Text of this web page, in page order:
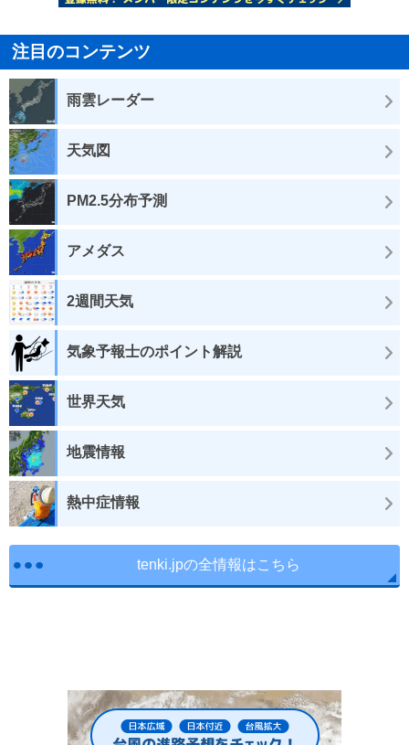
注目のコンテンツ
雨雲レーダー
天気図
PM2.5分布予測
アメダス
2週間天気
気象予報士のポイント解説
世界天気
地震情報
熱中症情報
tenki.jpの全情報はこちら